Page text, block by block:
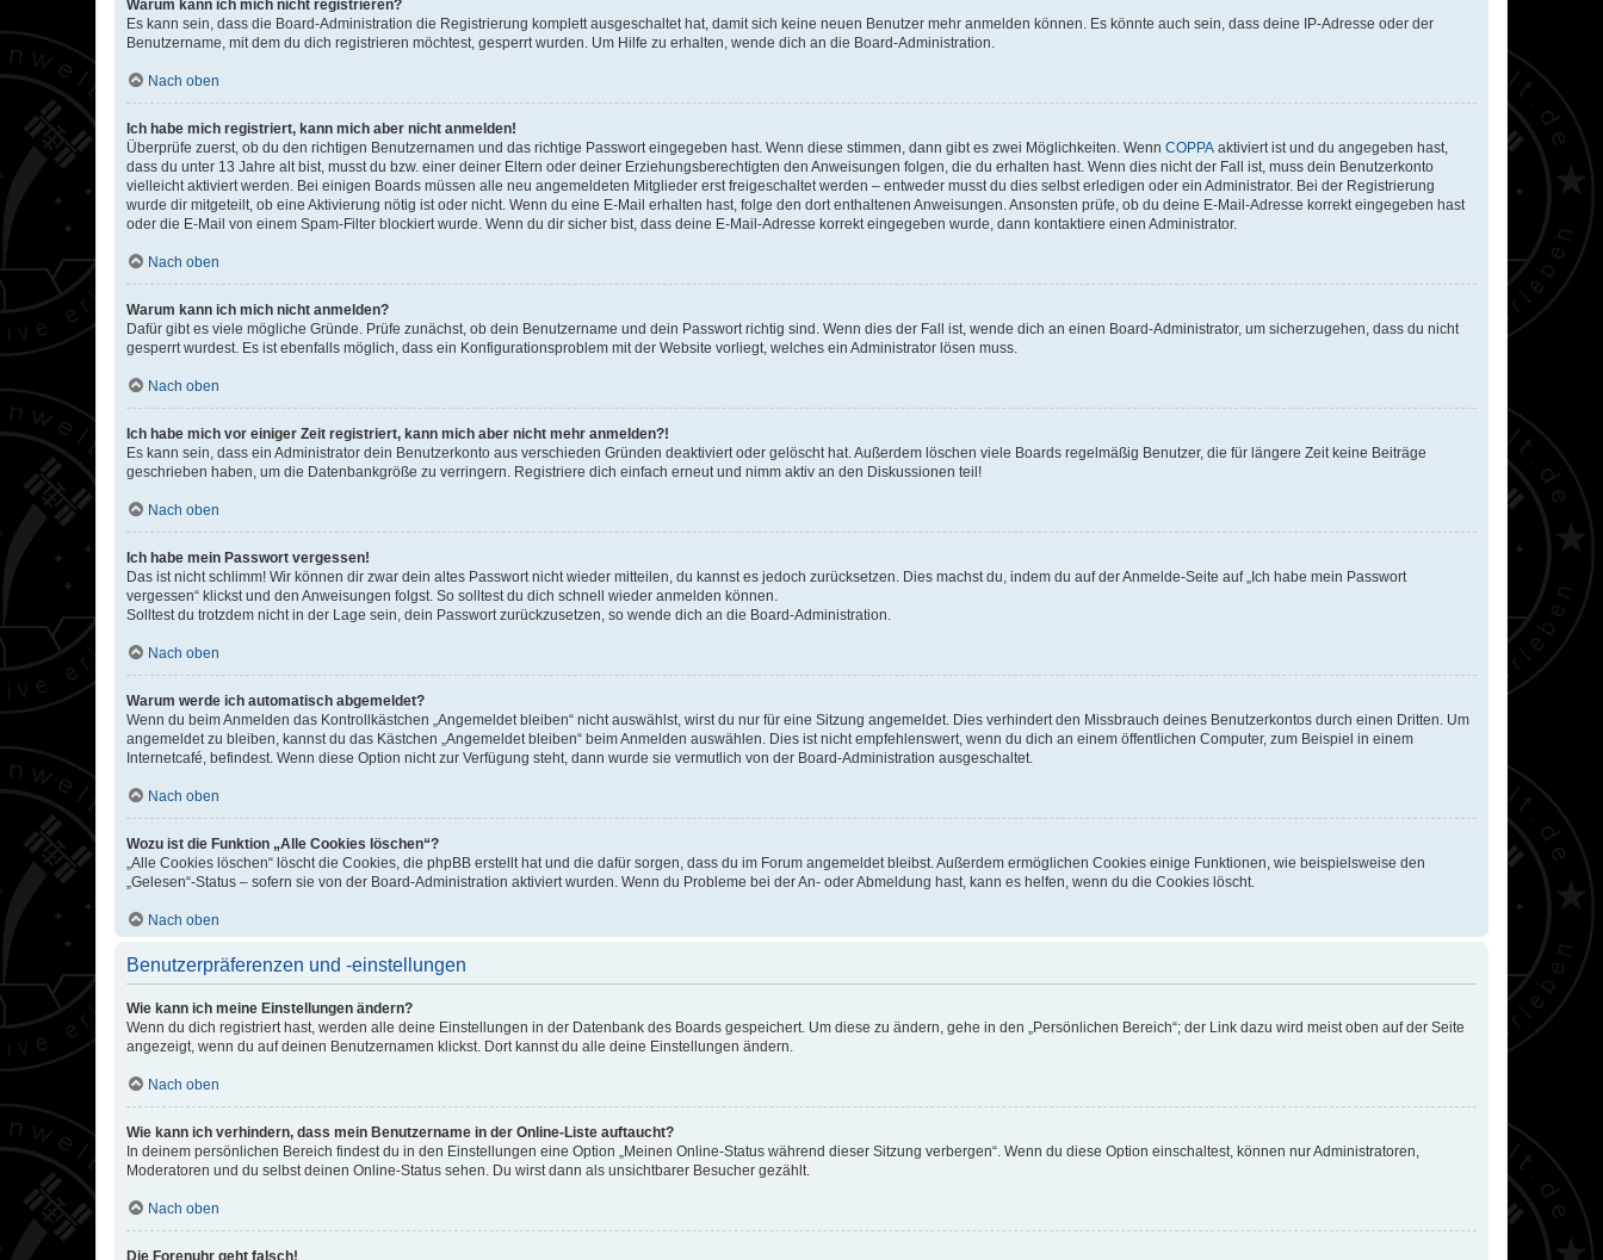
Warum kann ich mich nicht registrieren?
Es kann sein, dass die Board-Administration die Registrierung komplett ausgeschaltet hat, damit sich keine neuen Benutzer mehr anmelden können. Es könnte auch sein, dass deine IP-Adresse oder der
Benutzername, mit dem du dich registrieren möchtest, gesperrt wurden. Um Hilfe zu erhalten, wende dich an die Board-Administration.
Nach oben
Ich habe mich registriert, kann mich aber nicht anmelden!
Überprüfe zuerst, ob du den richtigen Benutzernamen und das richtige Passwort eingegeben hast. Wenn diese stimmen, dann gibt es zwei Möglichkeiten. Wenn COPPA aktiviert ist und du angegeben hast,
dass du unter 13 Jahre alt bist, musst du bzw. einer deiner Eltern oder deiner Erziehungsberechtigten den Anweisungen folgen, die du erhalten hast. Wenn dies nicht der Fall ist, muss dein Benutzerkonto
vielleicht aktiviert werden. Bei einigen Boards müssen alle neu angemeldeten Mitglieder erst freigeschaltet werden – entweder musst du dies selbst erledigen oder ein Administrator. Bei der Registrierung
wurde dir mitgeteilt, ob eine Aktivierung nötig ist oder nicht. Wenn du eine E-Mail erhalten hast, folge den dort enthaltenen Anweisungen. Ansonsten prüfe, ob du deine E-Mail-Adresse korrekt eingegeben hast
oder die E-Mail von einem Spam-Filter blockiert wurde. Wenn du dir sicher bist, dass deine E-Mail-Adresse korrekt eingegeben wurde, dann kontaktiere einen Administrator.
Nach oben
Warum kann ich mich nicht anmelden?
Dafür gibt es viele mögliche Gründe. Prüfe zunächst, ob dein Benutzername und dein Passwort richtig sind. Wenn dies der Fall ist, wende dich an einen Board-Administrator, um sicherzugehen, dass du nicht
gesperrt wurdest. Es ist ebenfalls möglich, dass ein Konfigurationsproblem mit der Website vorliegt, welches ein Administrator lösen muss.
Nach oben
Ich habe mich vor einiger Zeit registriert, kann mich aber nicht mehr anmelden?!
Es kann sein, dass ein Administrator dein Benutzerkonto aus verschieden Gründen deaktiviert oder gelöscht hat. Außerdem löschen viele Boards regelmäßig Benutzer, die für längere Zeit keine Beiträge
geschrieben haben, um die Datenbankgröße zu verringern. Registriere dich einfach erneut und nimm aktiv an den Diskussionen teil!
Nach oben
Ich habe mein Passwort vergessen!
Das ist nicht schlimm! Wir können dir zwar dein altes Passwort nicht wieder mitteilen, du kannst es jedoch zurücksetzen. Dies machst du, indem du auf der Anmelde-Seite auf „Ich habe mein Passwort
vergessen“ klickst und den Anweisungen folgst. So solltest du dich schnell wieder anmelden können.
Solltest du trotzdem nicht in der Lage sein, dein Passwort zurückzusetzen, so wende dich an die Board-Administration.
Nach oben
Warum werde ich automatisch abgemeldet?
Wenn du beim Anmelden das Kontrollkästchen „Angemeldet bleiben“ nicht auswählst, wirst du nur für eine Sitzung angemeldet. Dies verhindert den Missbrauch deines Benutzerkontos durch einen Dritten. Um
angemeldet zu bleiben, kannst du das Kästchen „Angemeldet bleiben“ beim Anmelden auswählen. Dies ist nicht empfehlenswert, wenn du dich an einem öffentlichen Computer, zum Beispiel in einem
Internetcafé, befindest. Wenn diese Option nicht zur Verfügung steht, dann wurde sie vermutlich von der Board-Administration ausgeschaltet.
Nach oben
Wozu ist die Funktion „Alle Cookies löschen“?
„Alle Cookies löschen“ löscht die Cookies, die phpBB erstellt hat und die dafür sorgen, dass du im Forum angemeldet bleibst. Außerdem ermöglichen Cookies einige Funktionen, wie beispielsweise den
„Gelesen“-Status – sofern sie von der Board-Administration aktiviert wurden. Wenn du Probleme bei der An- oder Abmeldung hast, kann es helfen, wenn du die Cookies löscht.
Nach oben
Benutzerpräferenzen und -einstellungen
Wie kann ich meine Einstellungen ändern?
Wenn du dich registriert hast, werden alle deine Einstellungen in der Datenbank des Boards gespeichert. Um diese zu ändern, gehe in den „Persönlichen Bereich“; der Link dazu wird meist oben auf der Seite
angezeigt, wenn du auf deinen Benutzernamen klickst. Dort kannst du alle deine Einstellungen ändern.
Nach oben
Wie kann ich verhindern, dass mein Benutzername in der Online-Liste auftaucht?
In deinem persönlichen Bereich findest du in den Einstellungen eine Option „Meinen Online-Status während dieser Sitzung verbergen“. Wenn du diese Option einschaltest, können nur Administratoren,
Moderatoren und du selbst deinen Online-Status sehen. Du wirst dann als unsichtbarer Besucher gezählt.
Nach oben
Die Forenuhr geht falsch!